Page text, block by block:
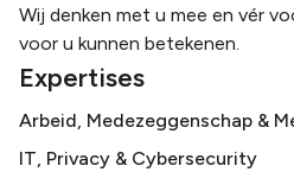
Wij denken met u mee en vér
voor u kunnen betekenen.
Expertises
Arbeid, Medezeggenschap &
IT, Privacy & Cybersecurity